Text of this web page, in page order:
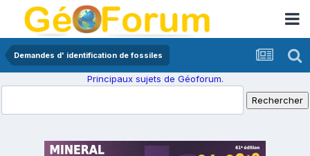
Demandes d' identification de fossiles
Principaux sujets de Géoforum.